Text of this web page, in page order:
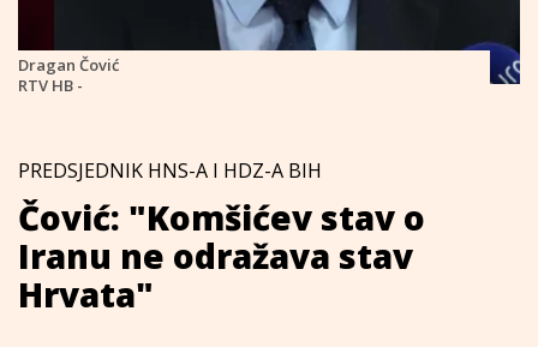
Dragan Čović
RTV HB -
PREDSJEDNIK HNS-A I HDZ-A BIH
Čović: "Komšićev stav o
Iranu ne odražava stav
Hrvata"